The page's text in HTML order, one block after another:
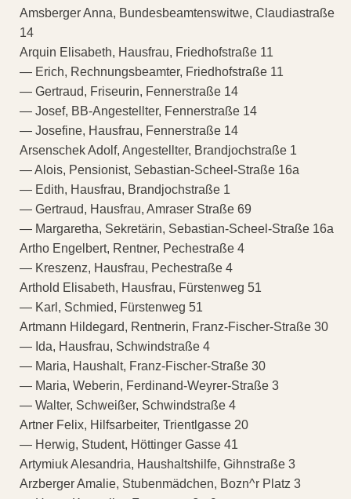
Amsberger Anna, Bundesbeamtenswitwe, Claudiastraße
14
Arquin Elisabeth, Hausfrau, Friedhofstraße 11
— Erich, Rechnungsbeamter, Friedhofstraße 11
— Gertraud, Friseurin, Fennerstraße 14
— Josef, BB-Angestellter, Fennerstraße 14
— Josefine, Hausfrau, Fennerstraße 14
Arsenschek Adolf, Angestellter, Brandjochstraße 1
— Alois, Pensionist, Sebastian-Scheel-Straße 16a
— Edith, Hausfrau, Brandjochstraße 1
— Gertraud, Hausfrau, Amraser Straße 69
— Margaretha, Sekretärin, Sebastian-Scheel-Straße 16a
Artho Engelbert, Rentner, Pechestraße 4
— Kreszenz, Hausfrau, Pechestraße 4
Arthold Elisabeth, Hausfrau, Fürstenweg 51
— Karl, Schmied, Fürstenweg 51
Artmann Hildegard, Rentnerin, Franz-Fischer-Straße 30
— Ida, Hausfrau, Schwindstraße 4
— Maria, Haushalt, Franz-Fischer-Straße 30
— Maria, Weberin, Ferdinand-Weyrer-Straße 3
— Walter, Schweißer, Schwindstraße 4
Artner Felix, Hilfsarbeiter, Trientlgasse 20
— Herwig, Student, Höttinger Gasse 41
Artymiuk Alesandria, Haushaltshilfe, Gihnstraße 3
Arzberger Amalie, Stubenmädchen, Bozn^r Platz 3